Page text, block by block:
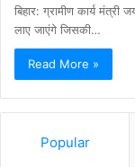
बिहार: ग्रामीण कार्य
लाए जाएंगे जिसकी…
Read More »
Popular